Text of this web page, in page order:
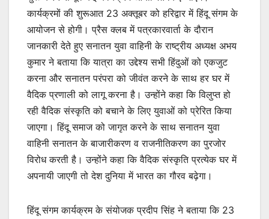
कार्यक्रमों की शुरूआत 23 अक्तूबर को हरिद्वार में हिंदू संगम के
आयोजन से होगी। प्रैस क्लब में पत्रकारवार्ता के दौरान
जानकारी देते हुए सनातन युवा वाहिनी के राष्ट्रीय अध्यक्ष अभय
कुमार ने बताया कि यात्रा का उद्देश्य सभी हिंदुओं को एकजुट
करना और सनातन परंपरा को जीवंत करने के साथ हर घर में
वैदिक प्रणाली को लागू करना है। उन्होंने कहा कि विलुप्त हो
रही वैदिक संस्कृति को बचाने के लिए युवाओं को प्रेरित किया
जाएगा। हिंदू समाज को जागृत करने के साथ सनातन युवा
वाहिनी सनातन के बाजारीकरण व राजनीतिकरण का पुरजोर
विरोध करती है। उन्होंने कहा कि वैदिक संस्कृति प्रत्येक घर में
अपनायी जाएगी तो देश दुनिया में भारत का गौरव बढ़ेगा।
हिंदू संगम कार्यक्रम के संयोजक प्रदीप सिंह ने बताया कि 23